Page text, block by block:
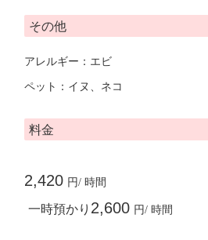
その他
アレルギー：エビ
ペット：イヌ、ネコ
料金
2,420 円/ 時間
一時預かり 2,600 円/ 時間